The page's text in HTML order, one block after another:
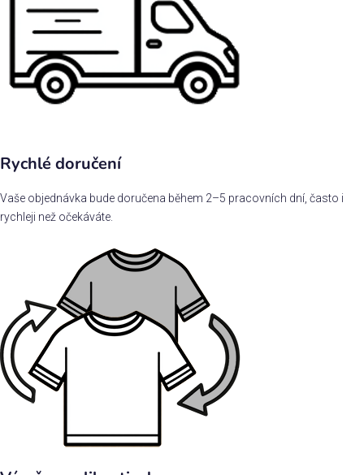
Rychlé doručení
Vaše objednávka bude doručena během 2–5 pracovních dní, často i
rychleji než očekáváte.